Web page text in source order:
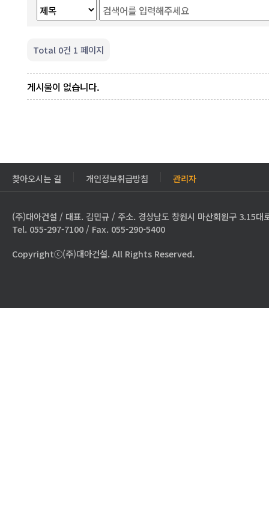
Total 0건 1 페이지
게시물이 없습니다.
찾아오시는 길 개인정보취급방침 관리자
(주)대아건설 / 대표. 김민규 / 주소. 경상남도 창원시 마산회원구 3.15대
Tel. 055-297-7100 / Fax. 055-290-5400
Copyrightⓒ(주)대아건설. All Rights Reserved.